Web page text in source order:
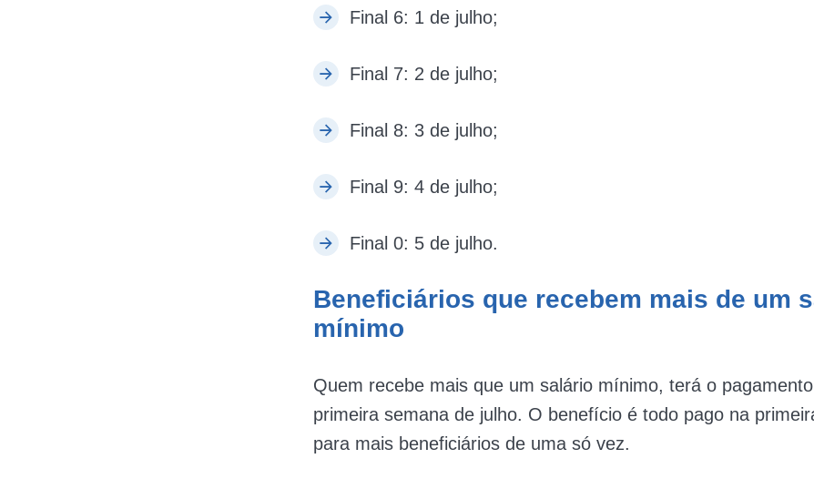
Final 6: 1 de julho;
Final 7: 2 de julho;
Final 8: 3 de julho;
Final 9: 4 de julho;
Final 0: 5 de julho.
Beneficiários que recebem mais de um
mínimo
Quem recebe mais que um salário mínimo, terá o
primeira semana de julho. O benefício é todo pago na
para mais beneficiários de uma só vez.